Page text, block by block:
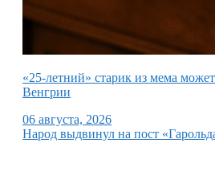
«25-летний» старик из мема
Венгрии
06 августа, 2026
Народ выдвинул на пост